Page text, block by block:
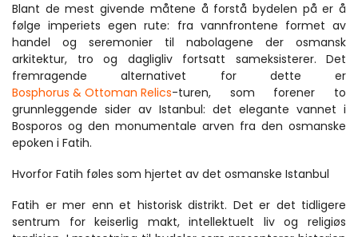
Blant de mest givende måtene å forstå bydelen på er å
følge imperiets egen rute: fra vannfrontene formet av
handel og seremonier til nabolagene der osmansk
arkitektur, tro og dagligliv fortsatt sameksisterer. Det
fremragende alternativet for dette er
Bosphorus & Ottoman Relics-turen, som forener to
grunnleggende sider av Istanbul: det elegante vannet i
Bosporos og den monumentale arven fra den osmanske
epoken i Fatih.
Hvorfor Fatih føles som hjertet av det osmanske Istanbul
Fatih er mer enn et historisk distrikt. Det er det tidligere
sentrum for keiserlig makt, intellektuelt liv og religiøs